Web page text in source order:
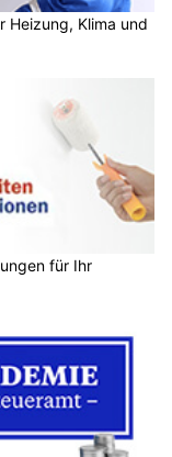
Heizung, Klima und
für Ihr